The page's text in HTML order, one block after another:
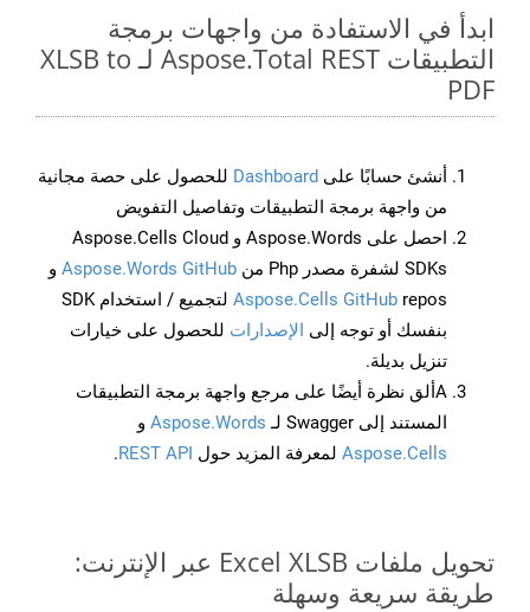
ابدأ في الاستفادة من واجهات برمجة
التطبيقات Aspose.Total REST لـ XLSB to
PDF
أنشئ حسابًا على Dashboard للحصول على حصة مجانية
من واجهة برمجة التطبيقات وتفاصيل التفويض
احصل على Aspose.Words و Aspose.Cells Cloud
SDKs لشفرة مصدر Php من
Aspose.Words GitHub و
Aspose.Cells GitHub
repos لتجميع / استخدام SDK
بنفسك أو توجه إلى الإصدارات للحصول على خيارات
تنزيل بديلة.
Aألق نظرة أيضًا على مرجع واجهة برمجة التطبيقات
المستند إلى Swagger لـ
Aspose.Words و
Aspose.Cells لمعرفة المزيد حول REST API
.
تحويل ملفات Excel XLSB عبر الإنترنت:
طريقة سريعة وسهلة